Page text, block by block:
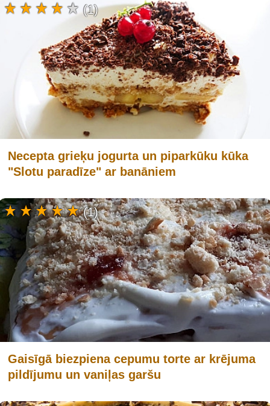
Necepta grieķu jogurta un piparkūku kūka
"Slotu paradīze" ar banāniem
(1)
Gaisīgā biezpiena cepumu torte ar krējuma
pildījumu un vaniļas garšu
(1)